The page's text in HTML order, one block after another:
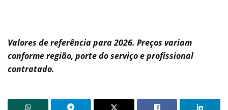
Valores de referência para 2026. Preços variam
conforme região, porte do serviço e profissional
contratado.